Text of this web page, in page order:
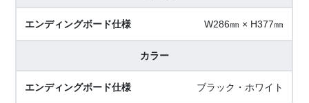
W286㎜ × H377㎜
カラー
ブラック・ホワイト